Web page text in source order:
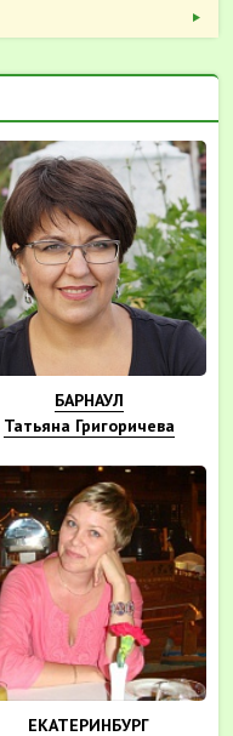
БАРНАУЛ
Татьяна Григоричева
ЕКАТЕРИНБУРГ